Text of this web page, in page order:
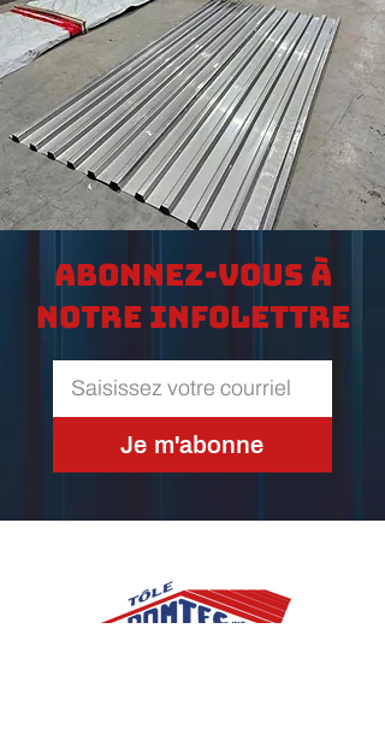
Abonnez-vous à
notre infolettre
Je m'abonne